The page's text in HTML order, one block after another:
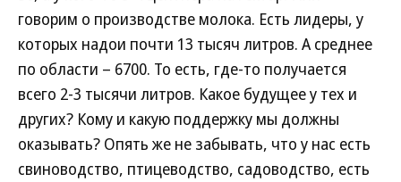
говорим о производстве молока. Есть лидеры, у
которых надои почти 13 тысяч литров. А среднее
по области – 6700. То есть, где-то получается
всего 2-3 тысячи литров. Какое будущее у тех и
других? Кому и какую поддержку мы должны
оказывать? Опять же не забывать, что у нас есть
свиноводство, птицеводство, садоводство, есть